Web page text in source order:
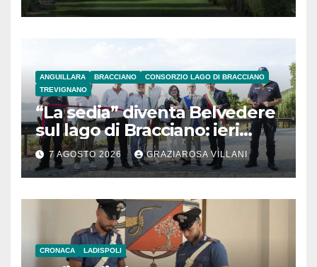
ANGUILLARA BRACCIANO
CONSORZIO LAGO DI BRACCIANO
TREVIGNANO
“La sedia” diventa Belvedere
sul lago di Bracciano: ieri
l’inaugurazione
7 AGOSTO 2026 GRAZIAROSA VILLANI
CRONACA LADISPOLI